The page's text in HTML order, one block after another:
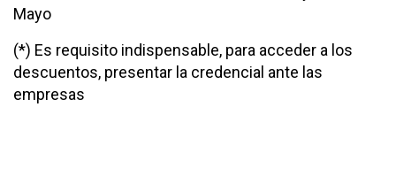
Mayo
(*) Es requisito indispensable, para acceder a los
descuentos, presentar la credencial ante las
empresas